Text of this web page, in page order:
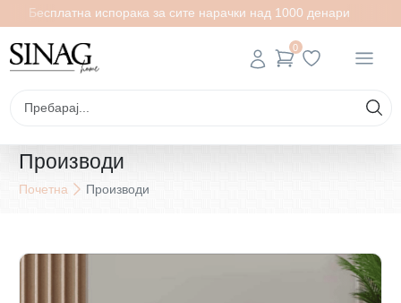
Бесплатна испорака за сите нарачки над 1000 денари
0
Производи
Почетна Производи